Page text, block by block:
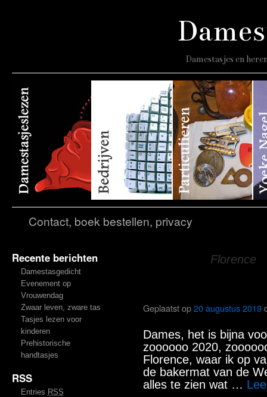
Damestasjes en
Contact, boek bestellen, privacy
Recente berichten
Damestasgedicht
Evenement op
Vrouwendag
Zwaar leven, zware tas
Tasjes lezen voor
kinderen
Prehistorische
handtasjes
RSS
Entries RSS
Florence
Geplaatst op20 augustus 2019
Dames, het is bijna
zoooooo 2020,
Florence, waar ik op
de bakermat van de
alles te zien wat …